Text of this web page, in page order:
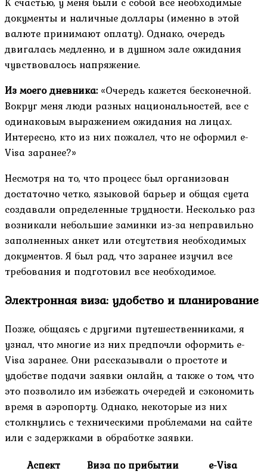
документы и наличные доллары (именно в этой
валюте принимают оплату). Однако, очередь
двигалась медленно, и в душном зале ожидания
чувствовалось напряжение.
Из моего дневника: «Очередь кажется бесконечной.
Вокруг меня люди разных национальностей, все с
одинаковым выражением ожидания на лицах.
Интересно, кто из них пожалел, что не оформил e-
Visa заранее?»
Несмотря на то, что процесс был организован
достаточно четко, языковой барьер и общая суета
создавали определенные трудности. Несколько раз
возникали небольшие заминки из-за неправильно
заполненных анкет или отсутствия необходимых
документов. Я был рад, что заранее изучил все
требования и подготовил все необходимое.
Электронная виза: удобство и планирование
Позже, общаясь с другими путешественниками, я
узнал, что многие из них предпочли оформить e-
Visa заранее. Они рассказывали о простоте и
удобстве подачи заявки онлайн, а также о том, что
это позволило им избежать очередей и сэкономить
время в аэропорту. Однако, некоторые из них
столкнулись с техническими проблемами на сайте
или с задержками в обработке заявки.
Аспект
Виза по прибытии e-Visa